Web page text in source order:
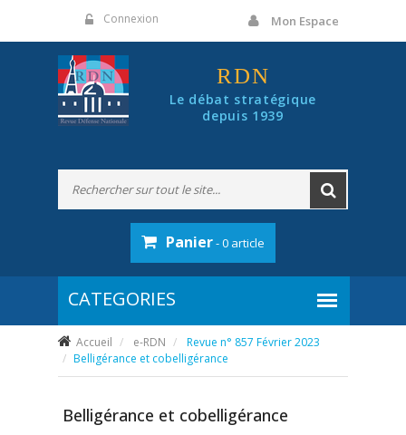
Connexion Mon Espace
RDN
Le débat stratégique
depuis 1939
Panier- 0 article
Accueil e-RDN
Revue n° 857 Février 2023
Belligérance et cobelligérance
Belligérance et cobelligérance